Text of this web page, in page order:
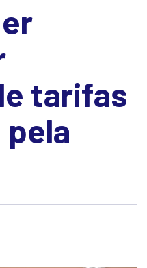
tarifas